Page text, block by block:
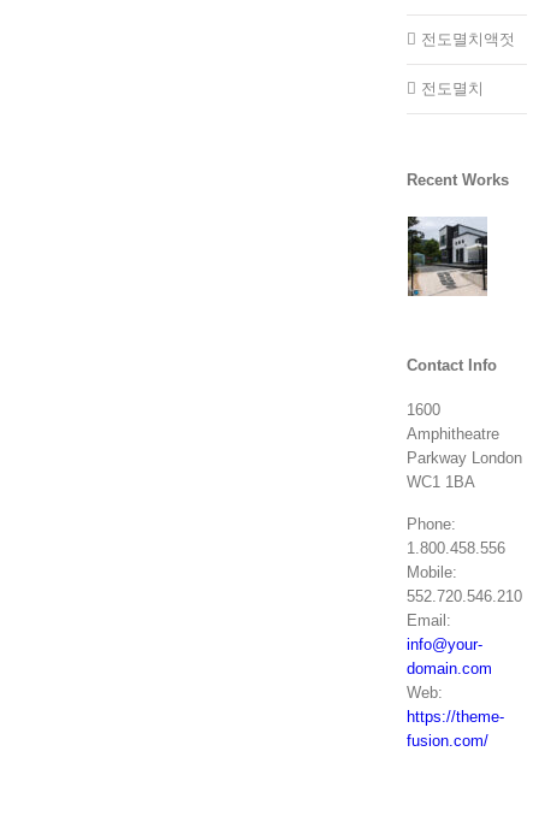
전도멸치액젓
전도멸치
Recent Works
Contact Info
1600
Amphitheatre
Parkway London
WC1 1BA
Phone:
1.800.458.556
Mobile:
552.720.546.210
Email:
info@your-
domain.com
Web:
https://theme-
fusion.com/